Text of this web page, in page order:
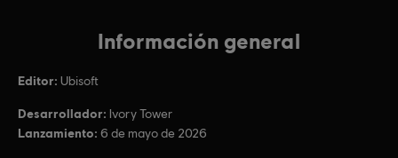
Información general
Editor: Ubisoft
Desarrollador: Ivory Tower
Lanzamiento: 6 de mayo de 2026